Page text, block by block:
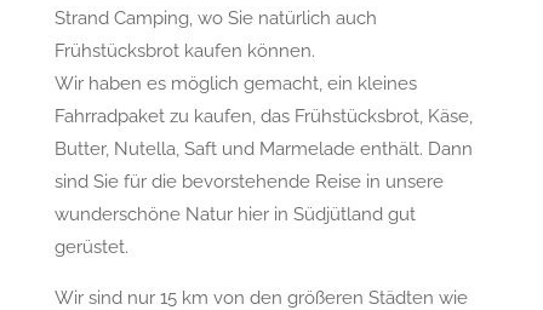
Strand Camping, wo Sie natürlich auch
Frühstücksbrot kaufen können.
Wir haben es möglich gemacht, ein kleines
Fahrradpaket zu kaufen, das Frühstücksbrot, Käse,
Butter, Nutella, Saft und Marmelade enthält. Dann
sind Sie für die bevorstehende Reise in unsere
wunderschöne Natur hier in Südjütland gut
gerüstet.
Wir sind nur 15 km von den größeren Städten wie